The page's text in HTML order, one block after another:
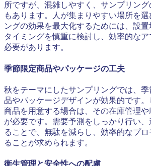
所ですが、混雑しやすく、サンプリン
もあります。人が集まりやすい場所を
ングの効果を最大化するためには、設
タイミングを慎重に検討し、効率的な
必要があります。
季節限定商品やパッケージの工夫
秋をテーマにしたサンプリングでは、
品やパッケージデザインが効果的です
商品を用意する場合は、その在庫管理
が必要です。需要予測をしっかり行い
ることで、無駄を減らし、効率的なプ
ることが求められます。
衛生管理と安全性への配慮